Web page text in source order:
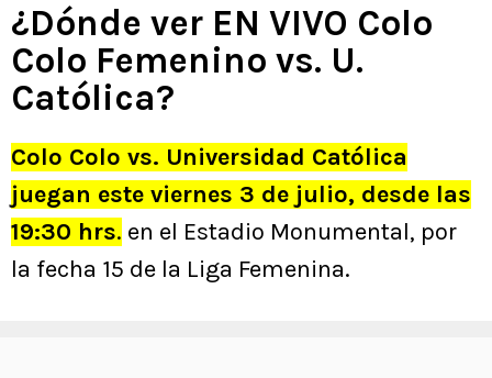
¿Dónde ver EN VIVO Colo
Colo Femenino vs. U.
Católica?
Colo Colo vs. Universidad Católica
juegan este viernes 3 de julio, desde las
19:30 hrs. en el Estadio Monumental, por
la fecha 15 de la Liga Femenina.